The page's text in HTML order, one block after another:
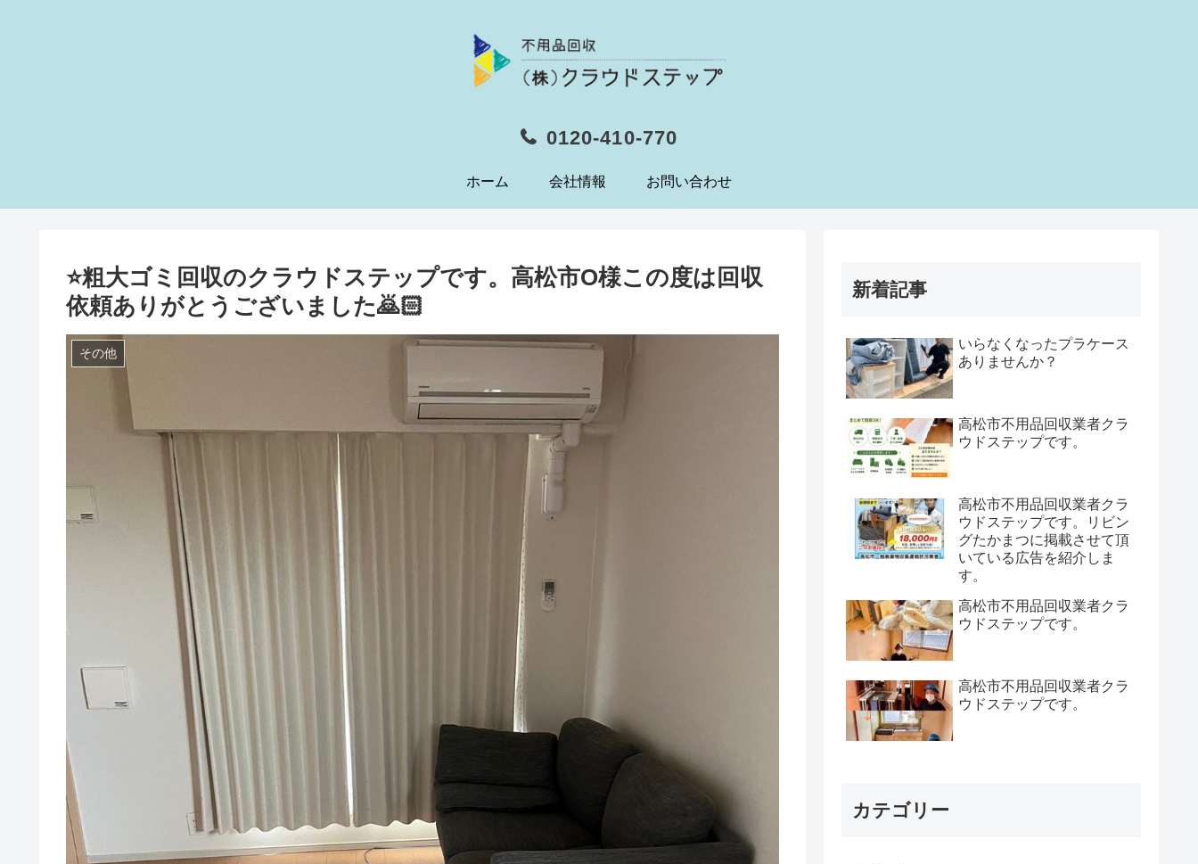
0120-410-770
ホーム 会社情報 お問い合わせ
⭐️粗大ゴミ回収のクラウドステップです。高松市O様この度は回収
依頼ありがとうございました🙇🏻
その他
新着記事
いらなくなったプラケース
ありませんか？
高松市不用品回収業者クラ
ウドステップです。
高松市不用品回収業者クラ
ウドステップです。リビン
グたかまつに掲載させて頂
いている広告を紹介しま
す。
高松市不用品回収業者クラ
ウドステップです。
高松市不用品回収業者クラ
ウドステップです。
カテゴリー